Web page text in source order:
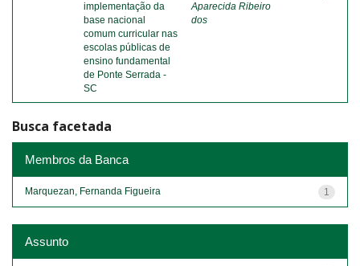
implementação da
base nacional
comum curricular nas
escolas públicas de
ensino fundamental
de Ponte Serrada -
SC
Aparecida Ribeiro
dos
Busca facetada
Membros da Banca
1
Marquezan, Fernanda Figueira
Assunto